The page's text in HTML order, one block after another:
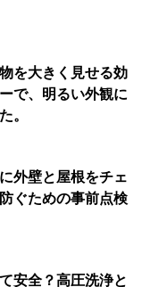
を大きく見せる効
で、明るい外観に
。
外壁と屋根をチェ
ぐための事前点検
安全？高圧洗浄と